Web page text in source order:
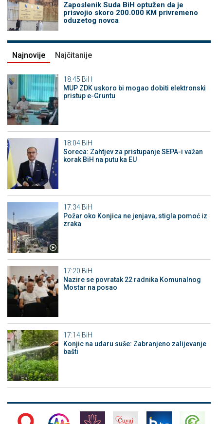
Zaposlenik Suda BiH optužen da je
prisvojio skoro 200.000 KM privremeno
oduzetog novca
Najnovije Najčitanije
18:45 BiH
MUP ZDK uskoro bi mogao dobiti elektronski
pristup e-Gruntu
18:04 BiH
Soreca: Zahtjev za pristupanje SEPA-i važan
korak BiH na putu ka EU
17:34 BiH
Požar oko Konjica ne jenjava, stigla pomoć iz
zraka
17:20 BiH
Nazire se povratak 22 radnika Komunalnog
Mostar na posao
17:14 BiH
Konjic na udaru suše: Zabranjeno zalijevanje
bašti